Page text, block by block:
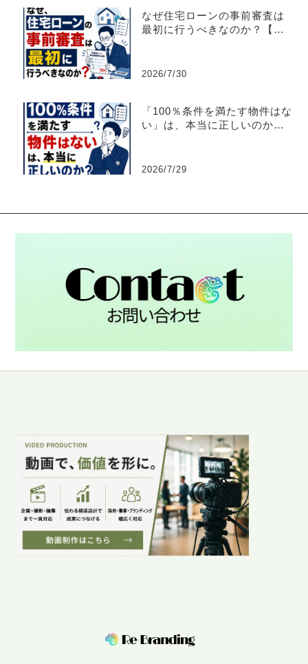
なぜ住宅ローンの事前審査は
最初に行うべきなのか？【不
2026/7/30
「100％条件を満たす物件はな
い」は、本当に正しいのか？
2026/7/29